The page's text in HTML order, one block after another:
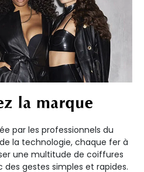
la marque
par les professionnels du
la technologie, chaque fer à
une multitude de coiffures
gestes simples et rapides.